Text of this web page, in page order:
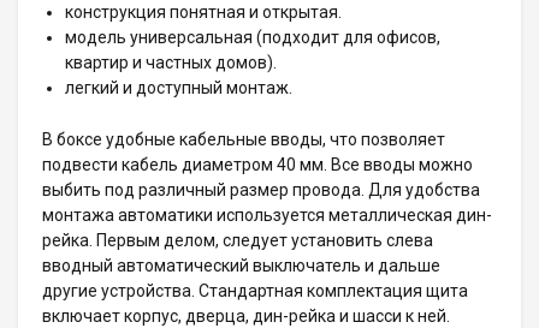
конструкция понятная и открытая.
модель универсальная (подходит для офисов,
квартир и частных домов).
легкий и доступный монтаж.
В боксе удобные кабельные вводы, что позволяет
подвести кабель диаметром 40 мм. Все вводы можно
выбить под различный размер провода. Для удобства
монтажа автоматики используется металлическая дин-
рейка. Первым делом, следует установить слева
вводный автоматический выключатель и дальше
другие устройства. Стандартная комплектация щита
включает корпус, дверца, дин-рейка и шасси к ней.